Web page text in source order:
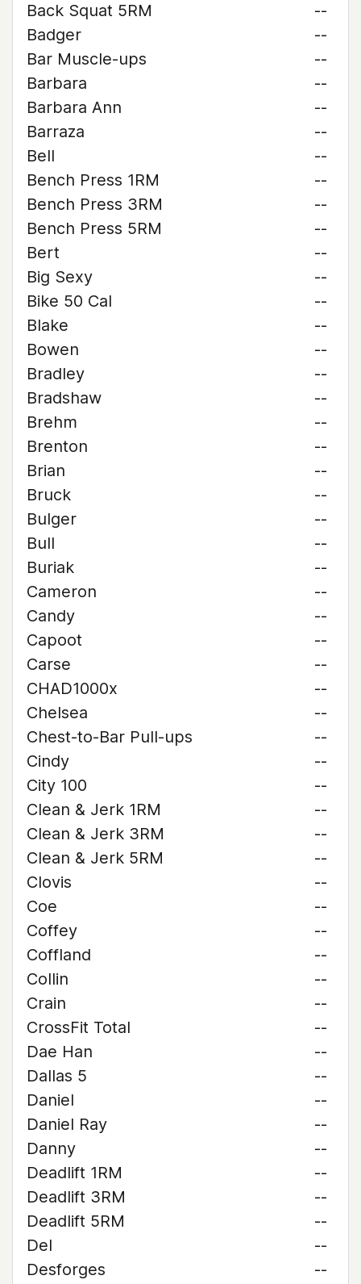
Back Squat 5RM
--
Badger
--
Bar Muscle-ups
--
Barbara
--
Barbara Ann
--
Barraza
--
Bell
--
Bench Press 1RM
--
Bench Press 3RM
--
Bench Press 5RM
--
Bert
--
Big Sexy
--
Bike 50 Cal
--
Blake
--
Bowen
--
Bradley
--
Bradshaw
--
Brehm
--
Brenton
--
Brian
--
Bruck
--
Bulger
--
Bull
--
Buriak
--
Cameron
--
Candy
--
Capoot
--
Carse
--
CHAD1000x
--
Chelsea
--
Chest-to-Bar Pull-ups
--
Cindy
--
City 100
--
Clean & Jerk 1RM
--
Clean & Jerk 3RM
--
Clean & Jerk 5RM
--
Clovis
--
Coe
--
Coffey
--
Coffland
--
Collin
--
Crain
--
CrossFit Total
--
Dae Han
--
Dallas 5
--
Daniel
--
Daniel Ray
--
Danny
--
Deadlift 1RM
--
Deadlift 3RM
--
Deadlift 5RM
--
Del
--
Desforges
--